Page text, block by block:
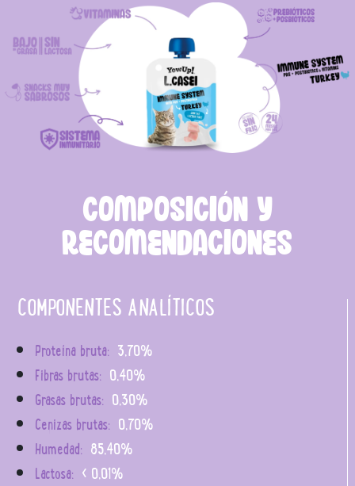
COMPOSICIÓN Y
RECOMENDACIONES
COMPONENTES ANALÍTICOS
Proteína bruta: 3,70%
Fibras brutas: 0,40%
Grasas brutas: 0,30%
Cenizas brutas: 0,70%
Humedad: 85,40%
Lactosa: < 0,01%